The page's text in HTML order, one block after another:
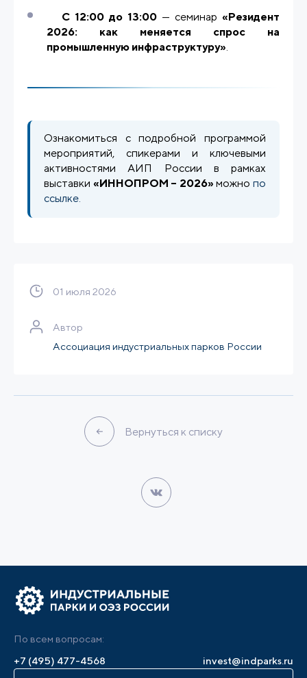
С 12:00 до 13:00 — семинар «Резидент
2026: как меняется спрос на
промышленную инфраструктуру».
Ознакомиться с подробной программой
мероприятий, спикерами и ключевыми
активностями АИП России в рамках
выставки «ИННОПРОМ – 2026» можнопо
ссылке.
01 июля 2026
Автор
Ассоциация индустриальных парков России
Вернуться к списку
По всем вопросам:
+7 (495) 477-4568
invest@indparks.ru